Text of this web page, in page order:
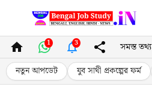
content
1 3 সমস্ত তথ্য
নতুন আপডেট যুব সাথী প্রকল্পের ফর্ম